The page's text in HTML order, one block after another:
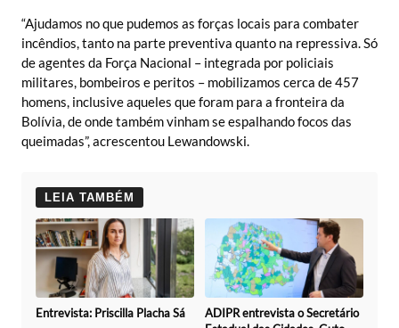
“Ajudamos no que pudemos as forças locais para combater
incêndios, tanto na parte preventiva quanto na repressiva. Só
de agentes da Força Nacional – integrada por policiais
militares, bombeiros e peritos – mobilizamos cerca de 457
homens, inclusive aqueles que foram para a fronteira da
Bolívia, de onde também vinham se espalhando focos das
queimadas”, acrescentou Lewandowski.
LEIA TAMBÉM
Entrevista: Priscilla Placha Sá
ADIPR entrevista o Secretário